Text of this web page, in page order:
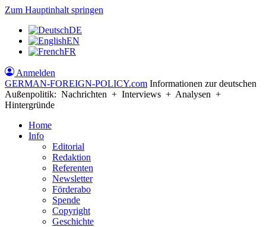
Zum Hauptinhalt springen
DE
EN
FR
Anmelden
GERMAN-FOREIGN-POLICY.com Informationen zur deutschen
Außenpolitik: Nachrichten + Interviews + Analysen +
Hintergründe
Home
Info
Editorial
Redaktion
Referenten
Newsletter
Förderabo
Spende
Copyright
Geschichte